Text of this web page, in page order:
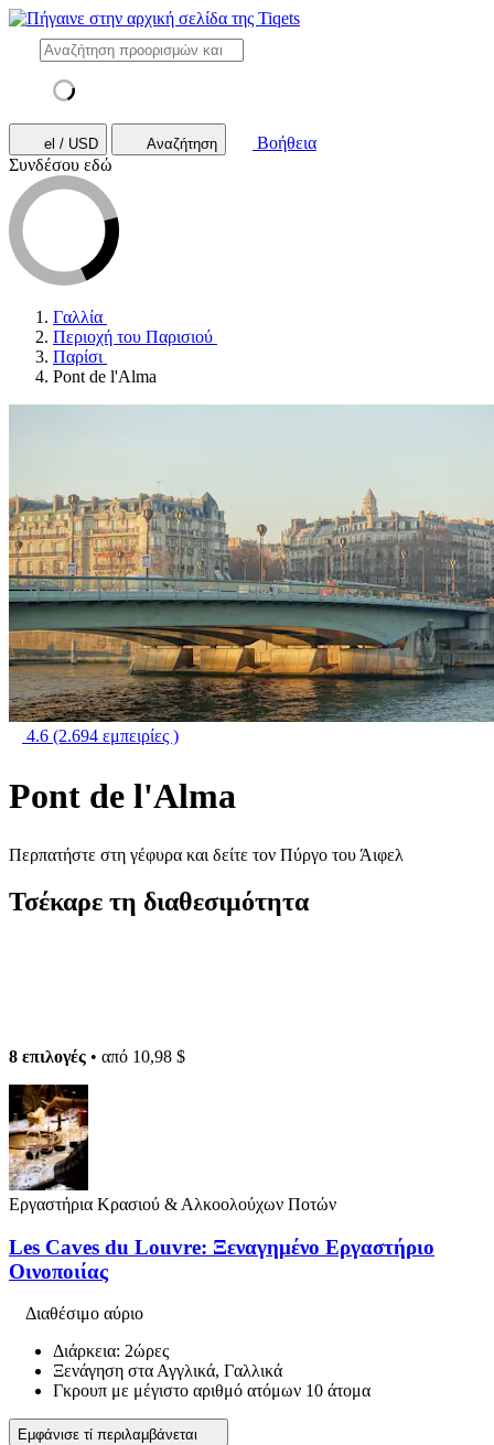
el / USD Αναζήτηση
Βοήθεια
Συνδέσου εδώ
Γαλλία
Περιοχή του Παρισιού
Παρίσι
Pont de l'Alma
4.6 (2.694 εμπειρίες )
Pont de l'Alma
Περπατήστε στη γέφυρα και δείτε τον Πύργο του Άιφελ
Τσέκαρε τη διαθεσιμότητα
8 επιλογές • από 10,98 $
Εργαστήρια Κρασιού & Αλκοολούχων Ποτών
Les Caves du Louvre: Ξεναγημένο Εργαστήριο
Οινοποιίας
Διαθέσιμο αύριο
Διάρκεια: 2ώρες
Ξενάγηση στα Αγγλικά, Γαλλικά
Γκρουπ με μέγιστο αριθμό ατόμων 10 άτομα
Εμφάνισε τί περιλαμβάνεται